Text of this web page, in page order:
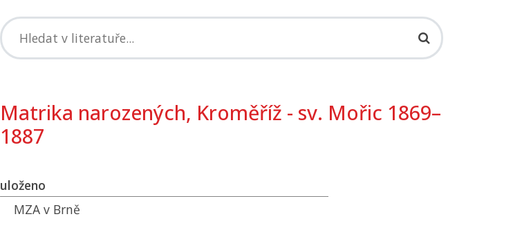
Matrika narozených, Kroměříž - sv. Mořic 1869–
1887
uloženo
MZA v Brně